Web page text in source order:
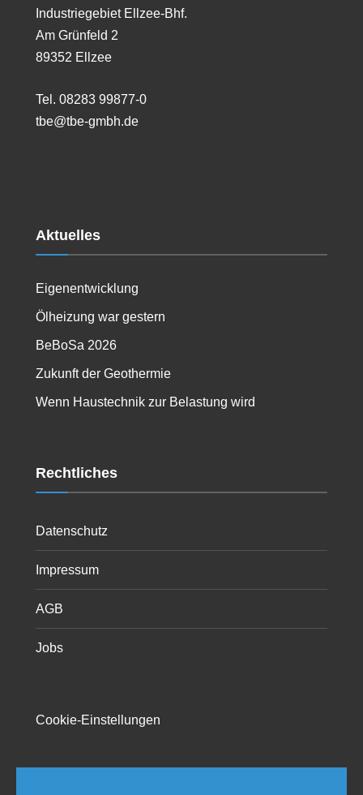
Industriegebiet Ellzee-Bhf.
Am Grünfeld 2
89352 Ellzee
Tel. 08283 99877-0
tbe@tbe-gmbh.de
Aktuelles
Eigenentwicklung
Ölheizung war gestern
BeBoSa 2026
Zukunft der Geothermie
Wenn Haustechnik zur Belastung wird
Rechtliches
Datenschutz
Impressum
AGB
Jobs
Cookie-Einstellungen